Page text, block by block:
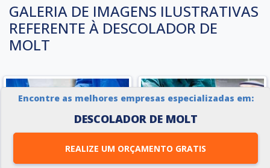
Encontre as melhores empresas especializadas em:
DESCOLADOR DE MOLT
REALIZE UM ORÇAMENTO GRATIS
GALERIA DE IMAGENS ILUSTRATIVAS
REFERENTE À DESCOLADOR DE
MOLT